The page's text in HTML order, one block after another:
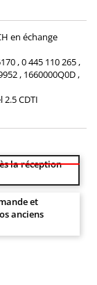
en échange
, 0 445 110 265 ,
, 1660000Q0D ,
CDTI
la réception
et
anciens